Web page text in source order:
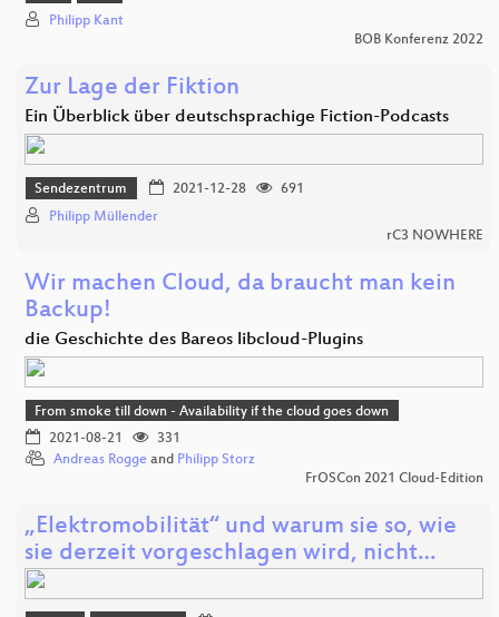
Philipp Kant
BOB Konferenz 2022
Zur Lage der Fiktion
Ein Überblick über deutschsprachige Fiction-Podcasts
Sendezentrum 2021-12-28
691
Philipp Müllender
rC3 NOWHERE
Wir machen Cloud, da braucht man kein
Backup!
die Geschichte des Bareos libcloud-Plugins
From smoke till down - Availability if the cloud goes down
2021-08-21
331
Andreas Rogge and Philipp Storz
FrOSCon 2021 Cloud-Edition
„Elektromobilität“ und warum sie so, wie
sie derzeit vorgeschlagen wird, nicht…